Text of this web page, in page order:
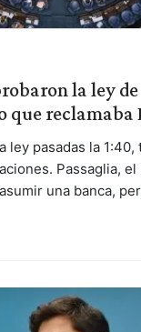
la ley de
que
ley pasadas la 1:40,
Passaglia,
una banca,